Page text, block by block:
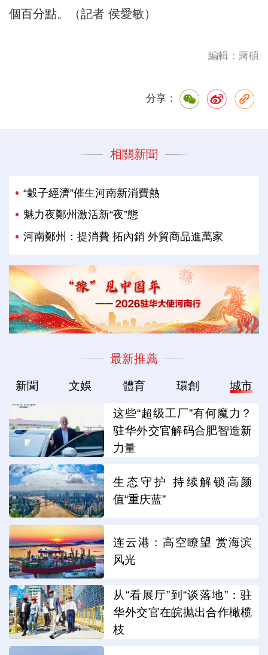
個百分點。（記者 侯愛敏）
編輯：蔣碩
分享：
相關新聞
“穀子經濟”催生河南新消費熱
魅力夜鄭州激活新“夜”態
河南鄭州：提消費 拓內銷 外貿商品進萬家
最新推薦
新聞 文娛 體育 環創 城市
这些“超级工厂”有何魔力？
驻华外交官解码合肥智造新
力量
生态守护 持续解锁高颜
值“重庆蓝”
连云港：高空瞭望 赏海滨
风光
从“看展厅”到“谈落地”：驻
华外交官在皖抛出合作橄榄
枝